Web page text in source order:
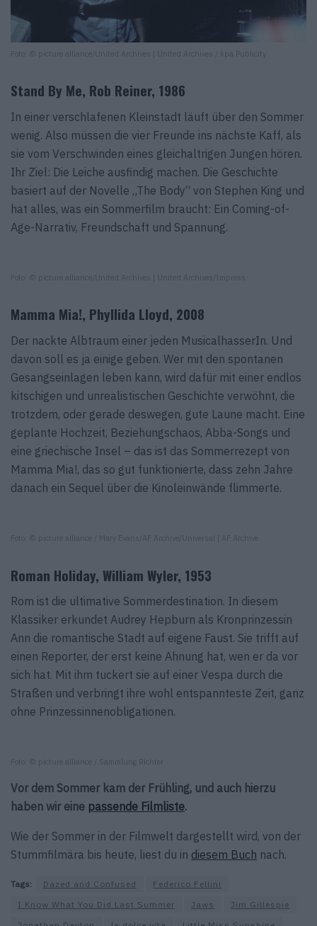
Foto: © picture alliance/United Archives | United Archives / kpa Publicity
Stand By Me, Rob Reiner, 1986
In einer verschlafenen Kleinstadt läuft über den Sommer
wenig. Also müssen die vier Freunde ins nächste Kaff, als
sie vom Verschwinden eines gleichaltrigen Jungen hören.
Ihr Ziel: Die Leiche ausfindig machen. Die Geschichte
basiert auf der Novelle „The Body“ von Stephen King und
hat alles, was ein Sommerfilm braucht: Ein Coming-of-
Age-Narrativ, Freundschaft und Spannung.
Foto: © picture alliance/United Archives | United Archives/Impress
Mamma Mia!, Phyllida Lloyd, 2008
Der nackte Albtraum einer jeden MusicalhasserIn. Und
davon soll es ja einige geben. Wer mit den spontanen
Gesangseinlagen leben kann, wird dafür mit einer endlos
kitschigen und unrealistischen Geschichte verwöhnt, die
trotzdem, oder gerade deswegen, gute Laune macht. Eine
geplante Hochzeit, Beziehungschaos, Abba-Songs und
eine griechische Insel – das ist das Sommerrezept von
Mamma Mia!, das so gut funktionierte, dass zehn Jahre
danach ein Sequel über die Kinoleinwände flimmerte.
Foto: © picture alliance / Mary Evans/AF Archive/Universal | AF Archive
Roman Holiday, William Wyler, 1953
Rom ist die ultimative Sommerdestination. In diesem
Klassiker erkundet Audrey Hepburn als Kronprinzessin
Ann die romantische Stadt auf eigene Faust. Sie trifft auf
einen Reporter, der erst keine Ahnung hat, wen er da vor
sich hat. Mit ihm tuckert sie auf einer Vespa durch die
Straßen und verbringt ihre wohl entspannteste Zeit, ganz
ohne Prinzessinnenobligationen.
Foto: © picture alliance / Sammlung Richter
Vor dem Sommer kam der Frühling, und auch hierzu
haben wir eine passende Filmliste.
Wie der Sommer in der Filmwelt dargestellt wird, von der
Stummfilmära bis heute, liest du in diesem Buch nach.
Tags: Dazed and Confused
Federico Fellini
I Know What You Did Last Summer
Jaws
Jim Gillespie